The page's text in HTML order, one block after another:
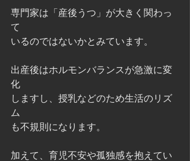
専門家は「産後うつ」が大きく関わっ
て
いるのではないかとみています。
出産後はホルモンバランスが急激に変
化
しますし、授乳などのため生活のリズ
ム
も不規則になります。
加えて、育児不安や孤独感を抱えてい